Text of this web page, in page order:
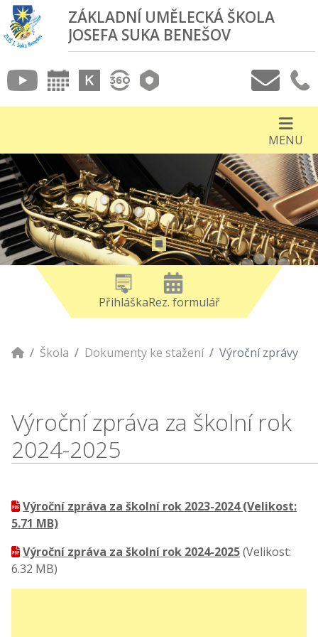
ZÁKLADNÍ UMĚLECKÁ ŠKOLA
JOSEFA SUKA BENEŠOV
MENU
PřihláškaRez. formulář
Škola Dokumenty ke stažení Výroční zprávy
Výroční zpráva za školní rok
2024-2025
Výroční zpráva za školní rok 2023-2024 (Velikost:
5.71 MB)
Výroční zpráva za školní rok 2024-2025(Velikost:
6.32 MB)